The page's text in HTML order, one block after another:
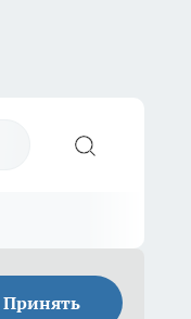
Принять